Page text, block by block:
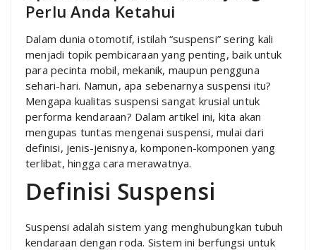
Perlu Anda Ketahui
Dalam dunia otomotif, istilah “suspensi” sering kali
menjadi topik pembicaraan yang penting, baik untuk
para pecinta mobil, mekanik, maupun pengguna
sehari-hari. Namun, apa sebenarnya suspensi itu?
Mengapa kualitas suspensi sangat krusial untuk
performa kendaraan? Dalam artikel ini, kita akan
mengupas tuntas mengenai suspensi, mulai dari
definisi, jenis-jenisnya, komponen-komponen yang
terlibat, hingga cara merawatnya.
Definisi Suspensi
Suspensi adalah sistem yang menghubungkan tubuh
kendaraan dengan roda. Sistem ini berfungsi untuk